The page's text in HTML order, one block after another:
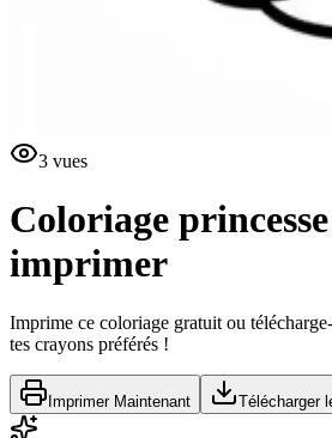
3 vues
Coloriage
imprimer
Imprime ce coloriage gratuit ou
tes crayons préférés !
Imprimer Maintenant Télécharger